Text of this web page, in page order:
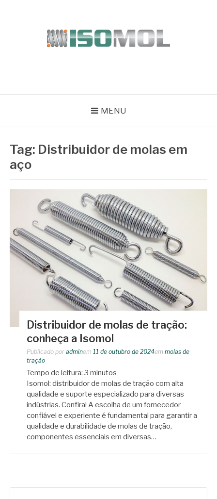
MENU
Tag: Distribuidor de molas em
aço
Distribuidor de molas de tração:
conheça a Isomol
Publicado por adminem 11 de outubro de 2024em molas de
tração
Tempo de leitura: 3 minutos
Isomol: distribuidor de molas de tração com alta
qualidade e suporte especializado para diversas
indústrias. Confira! A escolha de um fornecedor
confiável e experiente é fundamental para garantir a
qualidade e durabilidade de molas de tração,
componentes essenciais em diversas…